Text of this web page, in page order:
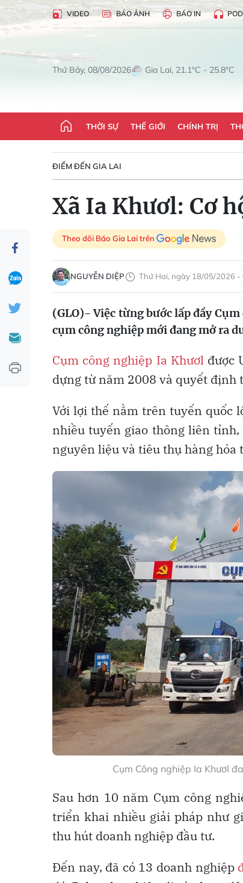
VIDEO BÁO ẢNH BÁO IN
Thứ Bảy, 08/08/2026 Gia Lai, 21.1°C - 25.8°C
THỜI SỰ THẾ GIỚI CHÍNH TRỊ
ĐIỂM ĐẾN GIA LAI
Xã Ia Khươl: Cơ
Theo dõi Báo Gia Lai trên
NGUYỄN DIỆP Thứ Hai, ngày 18/05/2026 -
(GLO)-Việc từng bước lấp đầy
cụm công nghiệp mới đang mở ra
Cụm công nghiệp Ia Khươl được
dựng từ năm 2008 và quyết định
Với lợi thế nằm trên tuyến quốc
nhiều tuyến giao thông liên
nguyên liệu và tiêu thụ hàng
Cụm Công nghiệp Ia Khươl
Sau hơn 10 năm Cụm công
triển khai nhiều giải pháp như
thu hút doanh nghiệp đầu tư.
Đến nay, đã có 13 doanh nghiệp